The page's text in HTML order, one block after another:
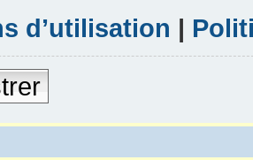
d’utilisation |